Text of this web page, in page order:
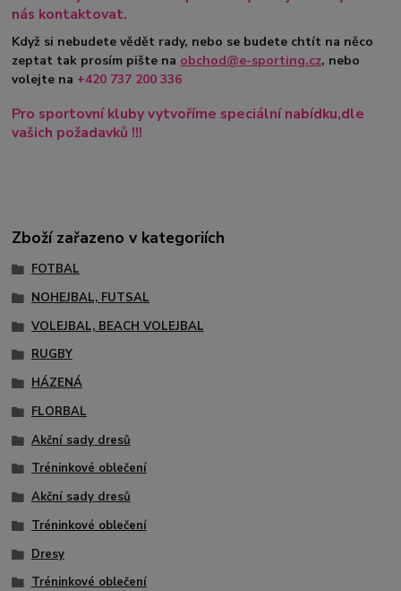
nás kontaktovat.
Když si nebudete vědět rady, nebo se budete chtít na něco
zeptat tak prosím pište na obchod@e-sporting.cz, nebo
volejte na +420 737 200 336
Pro sportovní kluby vytvoříme speciální nabídku,dle
vašich požadavků !!!
Zboží zařazeno v kategoriích
FOTBAL
NOHEJBAL, FUTSAL
VOLEJBAL, BEACH VOLEJBAL
RUGBY
HÁZENÁ
FLORBAL
Akční sady dresů
Tréninkové oblečení
Akční sady dresů
Tréninkové oblečení
Dresy
Tréninkové oblečení